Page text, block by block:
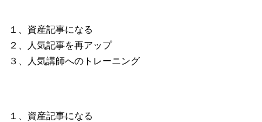
１、資産記事になる
２、人気記事を再アップ
３、人気講師へのトレーニング
１、資産記事になる